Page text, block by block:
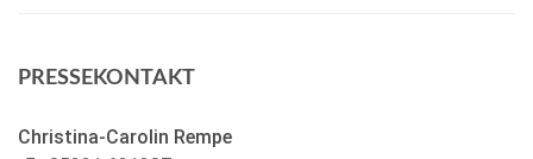
PRESSEKONTAKT
Christina-Carolin Rempe